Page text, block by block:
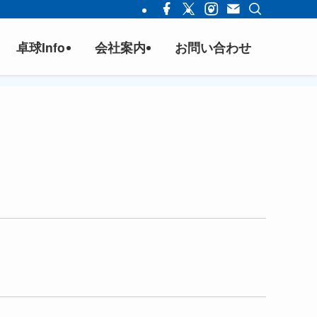
卓球Info 会社案内 お問い合わせ